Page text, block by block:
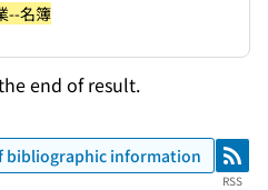
--名簿
end of result.
bibliographic information RSS
RSS